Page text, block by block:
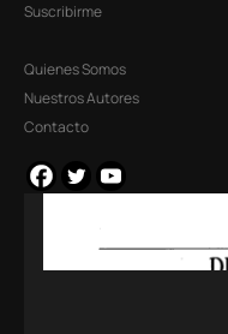
Suscribirme
Quienes Somos
Nuestros Autores
Contacto